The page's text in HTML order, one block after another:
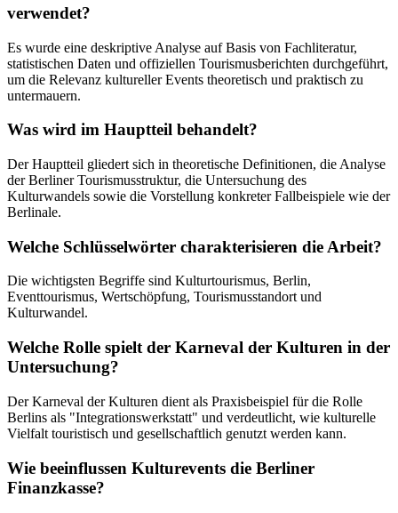
verwendet?
Es wurde eine deskriptive Analyse auf Basis von Fachliteratur,
statistischen Daten und offiziellen Tourismusberichten durchgeführt,
um die Relevanz kultureller Events theoretisch und praktisch zu
untermauern.
Was wird im Hauptteil behandelt?
Der Hauptteil gliedert sich in theoretische Definitionen, die Analyse
der Berliner Tourismusstruktur, die Untersuchung des
Kulturwandels sowie die Vorstellung konkreter Fallbeispiele wie der
Berlinale.
Welche Schlüsselwörter charakterisieren die Arbeit?
Die wichtigsten Begriffe sind Kulturtourismus, Berlin,
Eventtourismus, Wertschöpfung, Tourismusstandort und
Kulturwandel.
Welche Rolle spielt der Karneval der Kulturen in der
Untersuchung?
Der Karneval der Kulturen dient als Praxisbeispiel für die Rolle
Berlins als "Integrationswerkstatt" und verdeutlicht, wie kulturelle
Vielfalt touristisch und gesellschaftlich genutzt werden kann.
Wie beeinflussen Kulturevents die Berliner
Finanzkasse?